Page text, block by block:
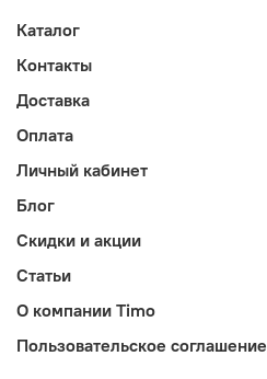
Каталог
Контакты
Доставка
Оплата
Личный кабинет
Блог
Скидки и акции
Статьи
О компании Timo
Пользовательское соглашение